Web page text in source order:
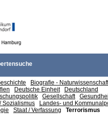
Biografie - Naturwissenschaft
Deutsche Einheit
Deutschland
Gesellschaft
Sozialismus
Landes- und
Staat / Verfassung
Terrorismus